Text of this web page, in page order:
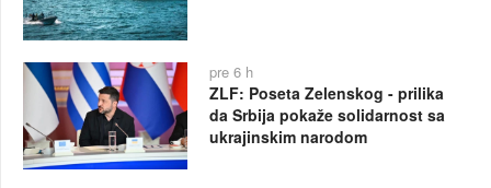
pre 6 h
ZLF: Poseta Zelenskog - prilika
da Srbija pokaže solidarnost sa
ukrajinskim narodom